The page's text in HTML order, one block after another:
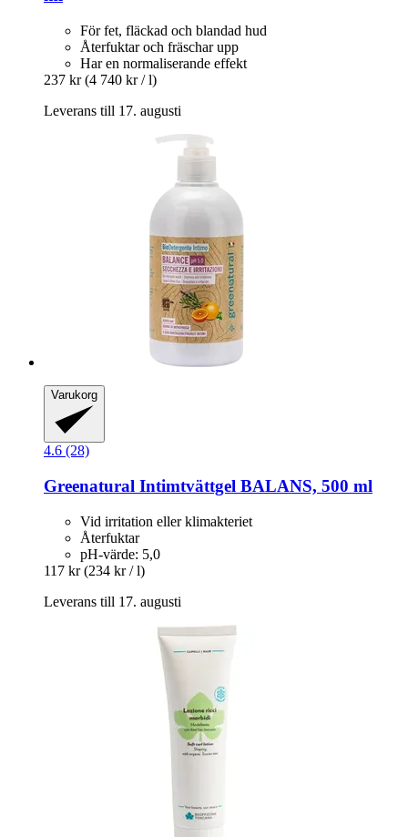
För fet, fläckad och blandad hud
Återfuktar och fräschar upp
Har en normaliserande effekt
237 kr (4 740 kr / l)
Leverans till 17. augusti
Varukorg
4.6 (28)
Greenatural Intimtvättgel BALANS, 500 ml
Vid irritation eller klimakteriet
Återfuktar
pH-värde: 5,0
117 kr (234 kr / l)
Leverans till 17. augusti